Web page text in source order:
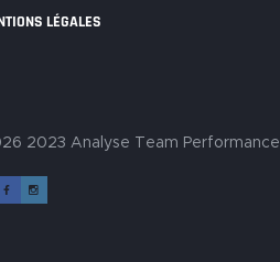
LÉGALES
2023 Analyse Team Performance